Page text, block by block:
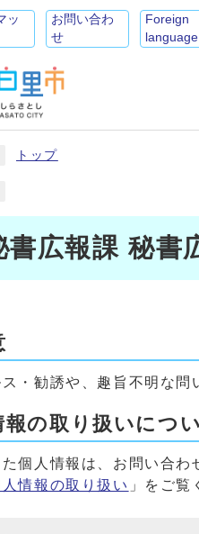
ッ
お問い合わ
せ
Foreign
language
トップ
書広報課 秘
・勧誘や、趣旨不明な問
報の取り扱いにつ
個人情報は、お問い合わ
情報の取り扱い 」をご覧